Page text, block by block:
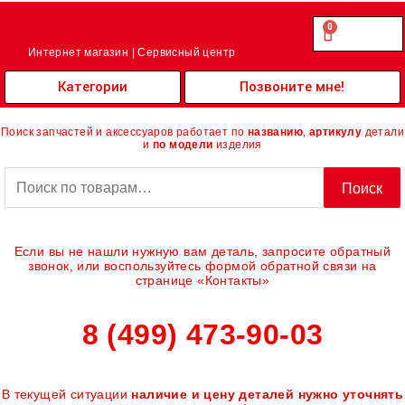
Перейти
Интернет магазин | Сервисный центр
0.00
0
Cart
Категории Позвоните мне!
Поиск запчастей и аксессуаров работает по названию артикулу детали
и по модели изделия
Поиск
Если вы не нашли нужную вам деталь, запросите обратный
звонок, или воспользуйтесь формой обратной связи на
странице «Контакты»
8 (499) 473-90-03
В текущей ситуации наличие и цену деталей нужно уточнять